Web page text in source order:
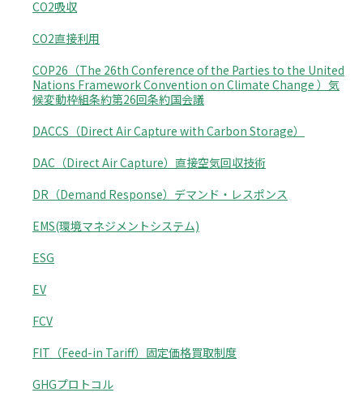
CO2吸収
CO2直接利用
COP26（The 26th Conference of the Parties to the United
Nations Framework Convention on Climate Change ）気
候変動枠組条約第26回条約国会議
DACCS（Direct Air Capture with Carbon Storage）
DAC（Direct Air Capture）直接空気回収技術
DR（Demand Response）デマンド・レスポンス
EMS(環境マネジメントシステム)
ESG
EV
FCV
FIT（Feed-in Tariff）固定価格買取制度
GHGプロトコル